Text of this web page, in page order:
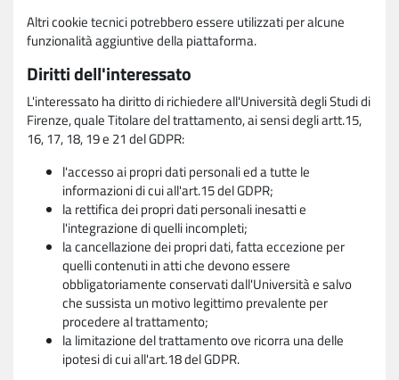
Altri cookie tecnici potrebbero essere utilizzati per alcune
funzionalità aggiuntive della piattaforma.
Diritti dell'interessato
L'interessato ha diritto di richiedere all'Università degli Studi di
Firenze, quale Titolare del trattamento, ai sensi degli artt.15,
16, 17, 18, 19 e 21 del GDPR:
l'accesso ai propri dati personali ed a tutte le
informazioni di cui all'art.15 del GDPR;
la rettifica dei propri dati personali inesatti e
l'integrazione di quelli incompleti;
la cancellazione dei propri dati, fatta eccezione per
quelli contenuti in atti che devono essere
obbligatoriamente conservati dall'Università e salvo
che sussista un motivo legittimo prevalente per
procedere al trattamento;
la limitazione del trattamento ove ricorra una delle
ipotesi di cui all'art.18 del GDPR.